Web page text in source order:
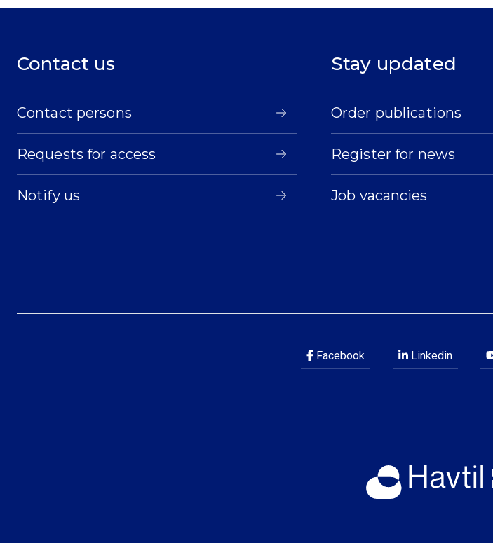
Contact us
Contact persons
Requests for access
Notify us
Stay updated
Order publications
Register for news
Job vacancies
Facebook Linkedin